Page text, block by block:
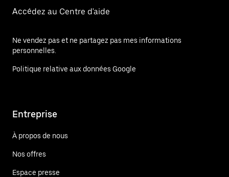
Accédez au Centre d'aide
Ne vendez pas et ne partagez pas mes informations
personnelles.
Politique relative aux données Google
Entreprise
À propos de nous
Nos offres
Espace presse